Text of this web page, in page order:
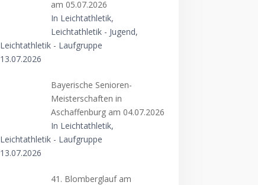
am 05.07.2026
In Leichtathletik,
Leichtathletik - Jugend,
Leichtathletik - Laufgruppe
13.07.2026
Bayerische Senioren-
Meisterschaften in
Aschaffenburg am 04.07.2026
In Leichtathletik,
Leichtathletik - Laufgruppe
13.07.2026
41. Blomberglauf am